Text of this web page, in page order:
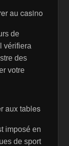
au casino
de
vérifiera
des
votre
aux tables
imposé en
de sport